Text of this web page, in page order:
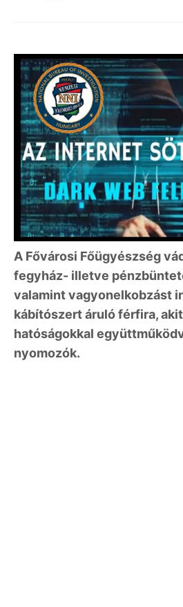
A Fővárosi Főügyészség
fegyház- illetve
valamint vagyonelkobzást
kábítószert áruló férfira,
hatóságokkal
nyomozók.